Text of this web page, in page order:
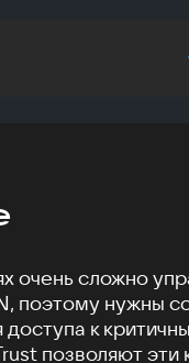
очень сложно
поэтому нужны
к
позволяют эти